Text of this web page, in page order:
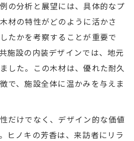
の分析と展望には、具体的なプ
材の特性がどのように活かさ
たかを考察することが重要で
施設の内装デザインでは、地元
した。この木材は、優れた耐久
で、施設全体に温かみを与えま
だけでなく、デザイン的な価値
ヒノキの芳香は、来訪者にリラ